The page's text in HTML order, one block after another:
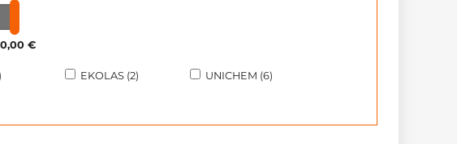
€
EKOLAS (2)
UNICHEM (6)